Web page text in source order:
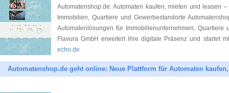
Automatenshop.de: Automaten kaufen, mieten und leasen
Immobilien, Quartiere und Gewerbestandorte
Automatenlösungen für Immobilienunternehmen, Quartiere
Flavura GmbH erweitert ihre digitale Präsenz und startet
echo.de
Automatenshop.de geht online: Neue Plattform für Automaten